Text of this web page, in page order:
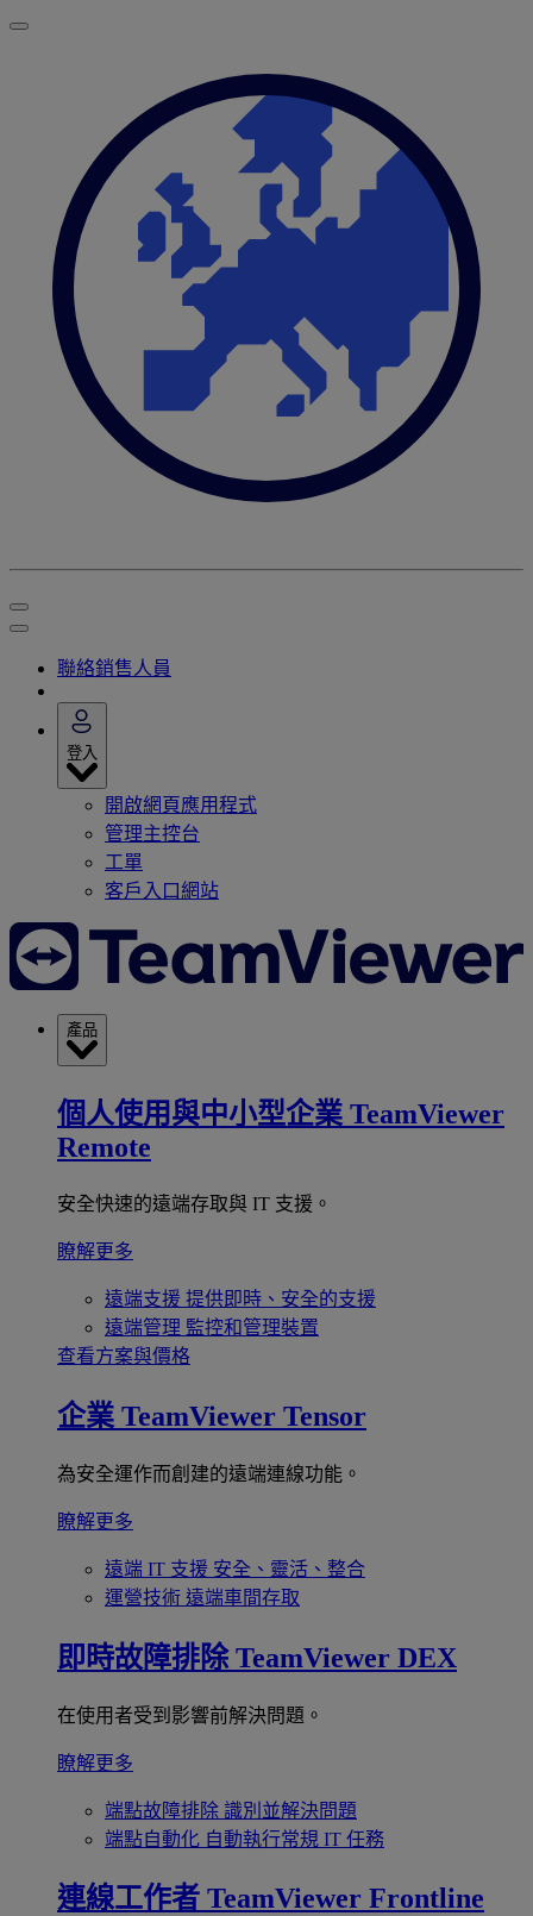
聯絡銷售人員
登入
開啟網頁應用程式
管理主控台
工單
客戶入口網站
產品
個人使用與中小型企業 TeamViewer
Remote
安全快速的遠端存取與 IT 支援。
瞭解更多
遠端支援 提供即時、安全的支援
遠端管理 監控和管理裝置
查看方案與價格
企業 TeamViewer Tensor
為安全運作而創建的遠端連線功能。
瞭解更多
遠端 IT 支援 安全、靈活、整合
運營技術 遠端車間存取
即時故障排除 TeamViewer DEX
在使用者受到影響前解決問題。
瞭解更多
端點故障排除 識別並解決問題
端點自動化 自動執行常規 IT 任務
連線工作者 TeamViewer Frontline